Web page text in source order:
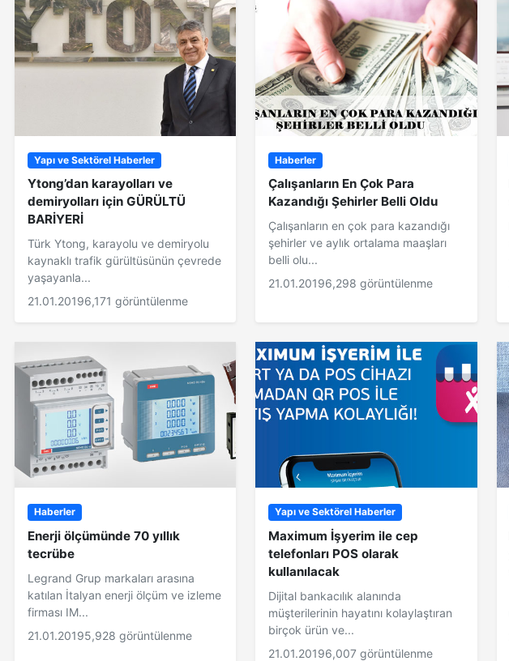
Yapı ve Sektörel Haberler
Ytong’dan karayolları ve
demiryolları için GÜRÜLTÜ
BARİYERİ
Türk Ytong, karayolu ve demiryolu
kaynaklı trafik gürültüsünün çevrede
yaşayanla...
21.01.20196,171 görüntülenme
Haberler
Çalışanların En Çok Para
Kazandığı Şehirler Belli Oldu
Çalışanların en çok para kazandığı
şehirler ve aylık ortalama maaşları
belli olu...
21.01.20196,298 görüntülenme
Haberler
Enerji ölçümünde 70 yıllık
tecrübe
Legrand Grup markaları arasına
katılan İtalyan enerji ölçüm ve izleme
firması IM...
21.01.20195,928 görüntülenme
Yapı ve Sektörel Haberler
Maximum İşyerim ile cep
telefonları POS olarak
kullanılacak
Dijital bankacılık alanında
müşterilerinin hayatını kolaylaştıran
birçok ürün ve...
21.01.20196,007 görüntülenme